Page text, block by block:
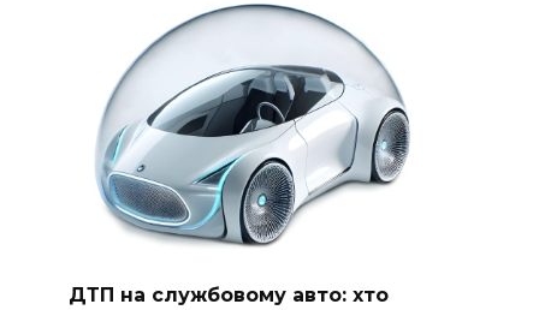
ДТП на службовому авто: хто